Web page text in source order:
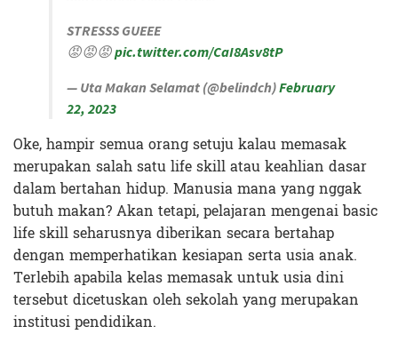
STRESSS GUEEE
😡😡😡pic.twitter.com/CaI8Asv8tP
— Uta Makan Selamat (@belindch)February
22, 2023
Oke, hampir semua orang setuju kalau memasak
merupakan salah satu life skill atau keahlian dasar
dalam bertahan hidup. Manusia mana yang nggak
butuh makan? Akan tetapi, pelajaran mengenai basic
life skill seharusnya diberikan secara bertahap
dengan memperhatikan kesiapan serta usia anak.
Terlebih apabila kelas memasak untuk usia dini
tersebut dicetuskan oleh sekolah yang merupakan
institusi pendidikan.